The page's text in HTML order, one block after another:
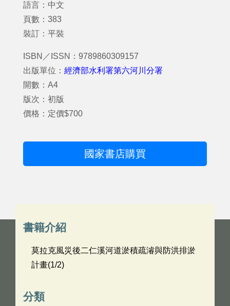
語言：中文
頁數：383
裝訂：平裝
ISBN／ISSN：9789860309157
出版單位： 經濟部水利署第六河川分署
開數：A4
版次：初版
價格：定價$700
國家書店購買
書籍介紹
莫拉克風災後二仁溪河道淤積疏濬與防洪排淤
計畫(1/2)
分類